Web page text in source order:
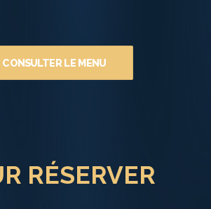
CONSULTER LE MENU
RÉSERVER